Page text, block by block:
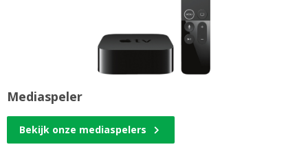
Mediaspeler
Bekijk onze mediaspelers